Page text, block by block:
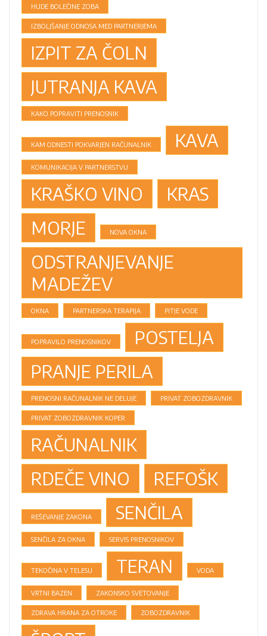
HUDE BOLEČINE ZOBA
IZBOLJŠANJE ODNOSA MED PARTNERJEMA
IZPIT ZA ČOLN
JUTRANJA KAVA
KAKO POPRAVITI PRENOSNIK
KAM ODNESTI POKVARJEN RAČUNALNIK KAVA
KOMUNIKACIJA V PARTNERSTVU
KRAŠKO VINO
KRAS
MORJE
NOVA OKNA
ODSTRANJEVANJE
MADEŽEV
OKNA PARTNERSKA TERAPIJA PITJE VODE
POPRAVILO PRENOSNIKOV
POSTELJA
PRANJE PERILA
PRENOSNI RAČUNALNIK NE DELUJE PRIVAT ZOBOZDRAVNIK
PRIVAT ZOBOZDRAVNIK KOPER
RAČUNALNIK
RDEČE VINO
REFOŠK
REŠEVANJE ZAKONA SENČILA
SENČILA ZA OKNA SERVIS PRENOSNIKOV
TEKOČINA V TELESU TERAN VODA
VRTNI BAZEN ZAKONSKO SVETOVANJE
ZDRAVA HRANA ZA OTROKE ZOBOZDRAVNIK